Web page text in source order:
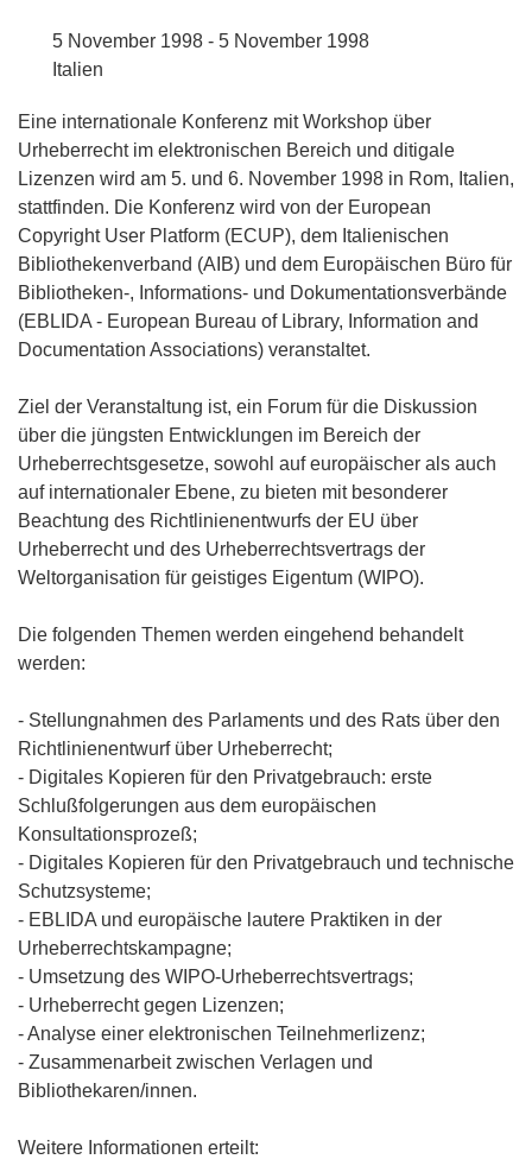
5 November 1998 - 5 November 1998
Italien
Eine internationale Konferenz mit Workshop über
Urheberrecht im elektronischen Bereich und ditigale
Lizenzen wird am 5. und 6. November 1998 in Rom, Italien,
stattfinden. Die Konferenz wird von der European
Copyright User Platform (ECUP), dem Italienischen
Bibliothekenverband (AIB) und dem Europäischen Büro für
Bibliotheken-, Informations- und Dokumentationsverbände
(EBLIDA - European Bureau of Library, Information and
Documentation Associations) veranstaltet.
Ziel der Veranstaltung ist, ein Forum für die Diskussion
über die jüngsten Entwicklungen im Bereich der
Urheberrechtsgesetze, sowohl auf europäischer als auch
auf internationaler Ebene, zu bieten mit besonderer
Beachtung des Richtlinienentwurfs der EU über
Urheberrecht und des Urheberrechtsvertrags der
Weltorganisation für geistiges Eigentum (WIPO).
Die folgenden Themen werden eingehend behandelt
werden:
- Stellungnahmen des Parlaments und des Rats über den
Richtlinienentwurf über Urheberrecht;
- Digitales Kopieren für den Privatgebrauch: erste
Schlußfolgerungen aus dem europäischen
Konsultationsprozeß;
- Digitales Kopieren für den Privatgebrauch und technische
Schutzsysteme;
- EBLIDA und europäische lautere Praktiken in der
Urheberrechtskampagne;
- Umsetzung des WIPO-Urheberrechtsvertrags;
- Urheberrecht gegen Lizenzen;
- Analyse einer elektronischen Teilnehmerlizenz;
- Zusammenarbeit zwischen Verlagen und
Bibliothekaren/innen.
Weitere Informationen erteilt: